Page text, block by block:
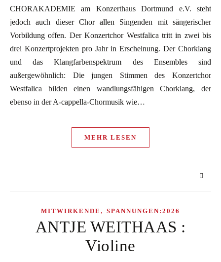
CHORAKADEMIE am Konzerthaus Dortmund e.V. steht
jedoch auch dieser Chor allen Singenden mit sängerischer
Vorbildung offen. Der Konzertchor Westfalica tritt in zwei bis
drei Konzertprojekten pro Jahr in Erscheinung. Der Chorklang
und das Klangfarbenspektrum des Ensembles sind
außergewöhnlich: Die jungen Stimmen des Konzertchor
Westfalica bilden einen wandlungsfähigen Chorklang, der
ebenso in der A-cappella-Chormusik wie…
MEHR LESEN
MITWIRKENDE , SPANNUNGEN:2026
ANTJE WEITHAAS :
Violine